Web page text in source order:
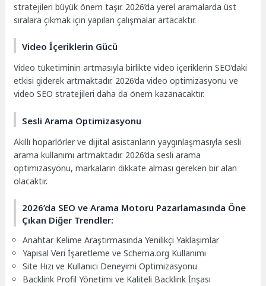
stratejileri büyük önem taşır. 2026’da yerel aramalarda üst
sıralara çıkmak için yapılan çalışmalar artacaktır.
Video İçeriklerin Gücü
Video tüketiminin artmasıyla birlikte video içeriklerin SEO’daki
etkisi giderek artmaktadır. 2026’da video optimizasyonu ve
video SEO stratejileri daha da önem kazanacaktır.
Sesli Arama Optimizasyonu
Akıllı hoparlörler ve dijital asistanların yaygınlaşmasıyla sesli
arama kullanımı artmaktadır. 2026’da sesli arama
optimizasyonu, markaların dikkate alması gereken bir alan
olacaktır.
2026’da SEO ve Arama Motoru Pazarlamasında Öne
Çıkan Diğer Trendler:
Anahtar Kelime Araştırmasında Yenilikçi Yaklaşımlar
Yapısal Veri İşaretleme ve Schema.org Kullanımı
Site Hızı ve Kullanıcı Deneyimi Optimizasyonu
Backlink Profil Yönetimi ve Kaliteli Backlink İnşası